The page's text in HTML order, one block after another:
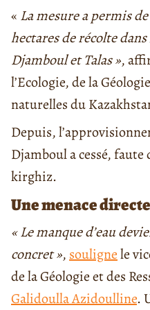
« La mesure a permis de
hectares de récolte
Djamboul et Talas »,
l’Ecologie, de la
naturelles du
Depuis,
Djamboul a cessé, faute
kirghiz.
Une menace
« Le manque d’eau
concret », soulignele
de la Géologie et des
Galidoulla Azidoulline.